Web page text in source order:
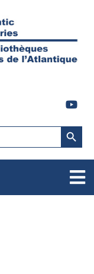
Search Button